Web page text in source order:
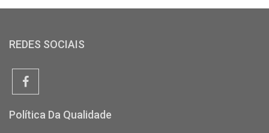
REDES SOCIAIS
Política Da Qualidade